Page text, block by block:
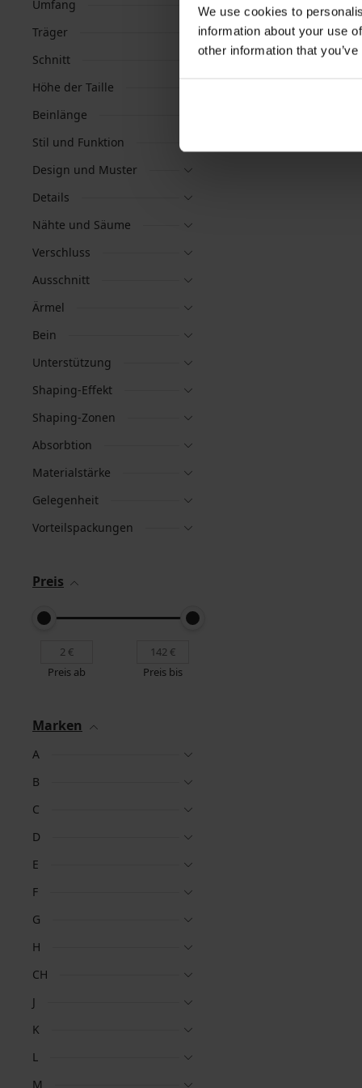
We use cookies to
information about your use
other information that
Umfang
Träger
Schnitt
Höhe der Taille
Beinlänge
Stil und Funktion
Design und Muster
Details
Nähte und Säume
Verschluss
Ausschnitt
Ärmel
Bein
Unterstützung
Shaping-Effekt
Shaping-Zonen
Absorbtion
Materialstärke
Gelegenheit
Vorteilspackungen
Preis
Preis ab Preis bis
Marken
A
B
C
D
E
F
G
H
CH
J
K
L
M
Beliebteste Marken